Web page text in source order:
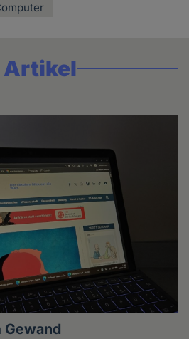
Artikel
Gewand